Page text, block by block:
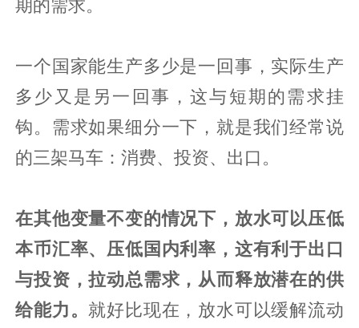
期的需求。
一个国家能生产多少是一回事，实际生产
多少又是另一回事，这与短期的需求挂
钩。需求如果细分一下，就是我们经常说
的三架马车：消费、投资、出口。
在其他变量不变的情况下， 放水可以压低
本币汇率、压低国内利率，这有利于出口
与投资，拉动总需求，从而释放潜在的供
给能力。 就好比现在，放水可以缓解流动